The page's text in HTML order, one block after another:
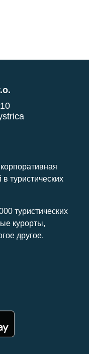
туристических
туристических
курорты,
другое.